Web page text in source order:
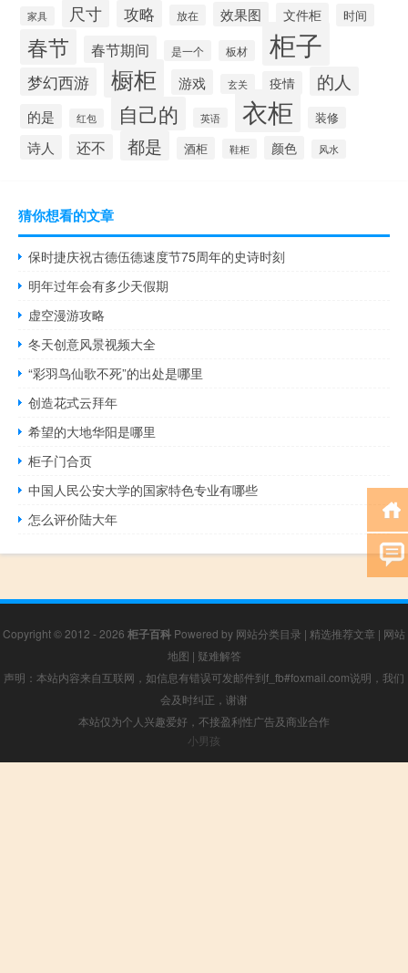
家具 尺寸 攻略 放在 效果图 文件柜 时间
春节 春节期间 是一个 板材 柜子
梦幻西游 橱柜 游戏 玄关 疫情 的人
的是 红包 自己的 英语 衣柜 装修
诗人 还不 都是 酒柜 鞋柜 颜色 风水
猜你想看的文章
保时捷庆祝古德伍德速度节75周年的史诗时刻
明年过年会有多少天假期
虚空漫游攻略
冬天创意风景视频大全
“彩羽鸟仙歌不死”的出处是哪里
创造花式云拜年
希望的大地华阳是哪里
柜子门合页
中国人民公安大学的国家特色专业有哪些
怎么评价陆大年
Copyright © 2012 - 2026 柜子百科 Powered by 网站分类目录 | 精选推荐文章 | 网站
地图 | 疑难解答
声明：本站内容来自互联网，如信息有错误可发邮件到f_fb#foxmail.com说明，我们
会及时纠正，谢谢
本站仅为个人兴趣爱好，不接盈利性广告及商业合作
小男孩